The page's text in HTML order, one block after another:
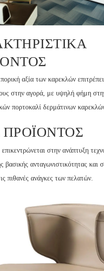
αξία των καρεκλών
στην αγορά, με υψηλή φήμη
πορτοκαλί δερμάτινων
ΠΡΟΪΌΝΤΟΣ
στην ανάπτυξη
βασικής ανταγωνιστικότητας και
πιθανές ανάγκες των πελατών.